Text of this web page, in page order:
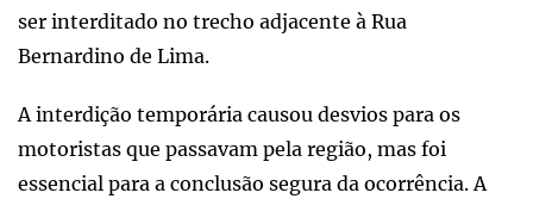
ser interditado no trecho adjacente à Rua
Bernardino de Lima.
A interdição temporária causou desvios para os
motoristas que passavam pela região, mas foi
essencial para a conclusão segura da ocorrência. A